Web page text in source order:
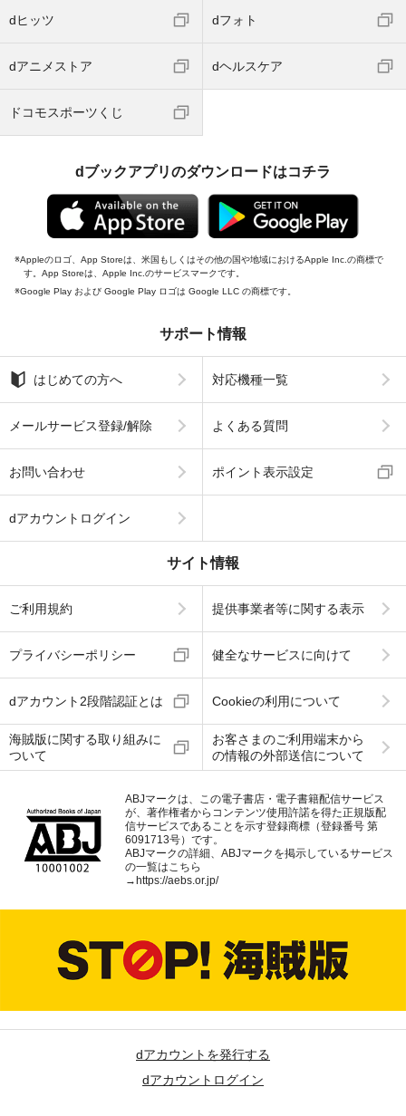
dヒッツ dフォト
dアニメストア dヘルスケア
ドコモスポーツくじ
dブックアプリのダウンロードはコチラ
Appleのロゴ、App Storeは、米国もしくはその他の国や地域におけるApple Inc.の商標で
す。App Storeは、Apple Inc.のサービスマークです。
Google Play および Google Play ロゴは Google LLC の商標です。
サポート情報
はじめての方へ 対応機種一覧
メールサービス登録/解除 よくある質問
お問い合わせ ポイント表示設定
dアカウントログイン
サイト情報
ご利用規約 提供事業者等に関する表示
プライバシーポリシー 健全なサービスに向けて
dアカウント2段階認証とは Cookieの利用について
海賊版に関する取り組みに
ついて
お客さまのご利用端末から
の情報の外部送信について
ABJマークは、この電子書店・電子書籍配信サービス
が、著作権者からコンテンツ使用許諾を得た正規版配
信サービスであることを示す登録商標（登録番号 第
6091713号）です。
ABJマークの詳細、ABJマークを掲示しているサービス
の一覧はこちら
→ https://aebs.or.jp/
dアカウントを発行する
dアカウントログイン